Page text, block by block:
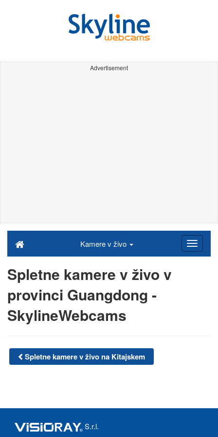
Advertisement
Kamere v živo
Spletne kamere v živo v
provinci Guangdong -
SkylineWebcams
Spletne kamere v živo na Kitajskem
S.r.l.